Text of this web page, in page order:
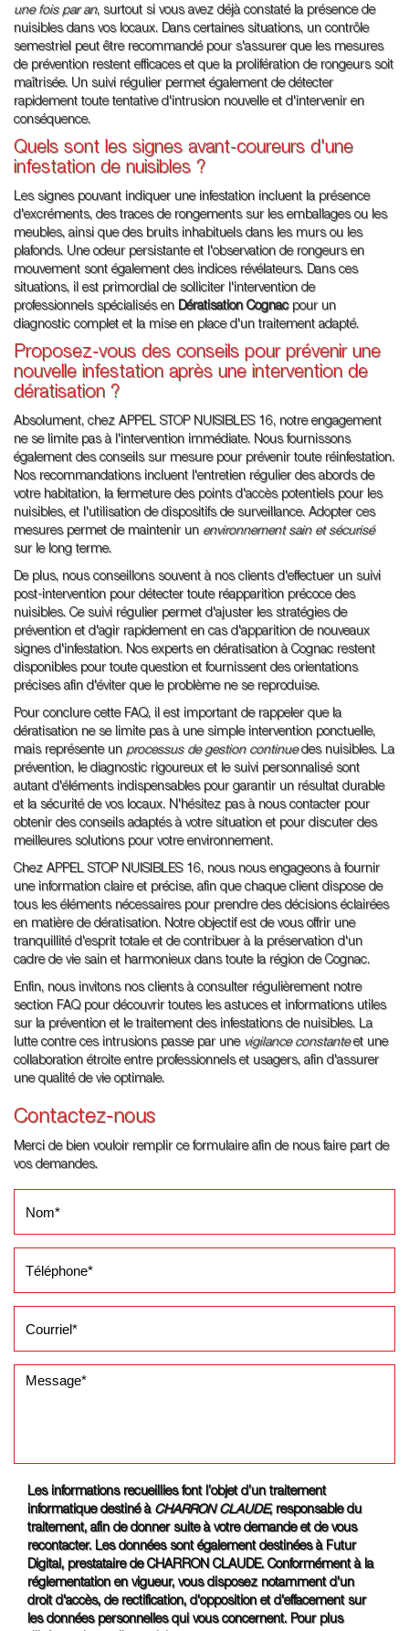
une fois par an, surtout si vous avez déjà constaté la présence de
nuisibles dans vos locaux. Dans certaines situations, un contrôle
semestriel peut être recommandé pour s'assurer que les mesures
de prévention restent efficaces et que la prolifération de rongeurs soit
maîtrisée. Un suivi régulier permet également de détecter
rapidement toute tentative d'intrusion nouvelle et d'intervenir en
conséquence.
Quels sont les signes avant-coureurs d'une
infestation de nuisibles ?
Les signes pouvant indiquer une infestation incluent la présence
d'excréments, des traces de rongements sur les emballages ou les
meubles, ainsi que des bruits inhabituels dans les murs ou les
plafonds. Une odeur persistante et l'observation de rongeurs en
mouvement sont également des indices révélateurs. Dans ces
situations, il est primordial de solliciter l'intervention de
professionnels spécialisés en Dératisation Cognacpour un
diagnostic complet et la mise en place d'un traitement adapté.
Proposez-vous des conseils pour prévenir une
nouvelle infestation après une intervention de
dératisation ?
Absolument, chez APPEL STOP NUISIBLES 16, notre engagement
ne se limite pas à l'intervention immédiate. Nous fournissons
également des conseils sur mesure pour prévenir toute réinfestation.
Nos recommandations incluent l'entretien régulier des abords de
votre habitation, la fermeture des points d'accès potentiels pour les
nuisibles, et l'utilisation de dispositifs de surveillance. Adopter ces
mesures permet de maintenir un environnement sain et sécurisé
sur le long terme.
De plus, nous conseillons souvent à nos clients d'effectuer un suivi
post-intervention pour détecter toute réapparition précoce des
nuisibles. Ce suivi régulier permet d'ajuster les stratégies de
prévention et d'agir rapidement en cas d'apparition de nouveaux
signes d'infestation. Nos experts en dératisation à Cognac restent
disponibles pour toute question et fournissent des orientations
précises afin d'éviter que le problème ne se reproduise.
Pour conclure cette FAQ, il est important de rappeler que la
dératisation ne se limite pas à une simple intervention ponctuelle,
mais représente un processus de gestion continuedes nuisibles. La
prévention, le diagnostic rigoureux et le suivi personnalisé sont
autant d'éléments indispensables pour garantir un résultat durable
et la sécurité de vos locaux. N'hésitez pas à nous contacter pour
obtenir des conseils adaptés à votre situation et pour discuter des
meilleures solutions pour votre environnement.
Chez APPEL STOP NUISIBLES 16, nous nous engageons à fournir
une information claire et précise, afin que chaque client dispose de
tous les éléments nécessaires pour prendre des décisions éclairées
en matière de dératisation. Notre objectif est de vous offrir une
tranquillité d'esprit totale et de contribuer à la préservation d'un
cadre de vie sain et harmonieux dans toute la région de Cognac.
Enfin, nous invitons nos clients à consulter régulièrement notre
section FAQ pour découvrir toutes les astuces et informations utiles
sur la prévention et le traitement des infestations de nuisibles. La
lutte contre ces intrusions passe par une vigilance constanteet une
collaboration étroite entre professionnels et usagers, afin d'assurer
une qualité de vie optimale.
Contactez-nous
Merci de bien vouloir remplir ce formulaire afin de nous faire part de
vos demandes.
Les informations recueillies font l’objet d’un traitement
informatique destiné à
CHARRON CLAUDE, responsable du
traitement, afin de donner suite à votre demande et de vous
recontacter. Les données sont également destinées à Futur
Digital, prestataire de CHARRON CLAUDE. Conformément à la
réglementation en vigueur, vous disposez notamment d'un
droit d'accès, de rectification, d'opposition et d'effacement sur
les données personnelles qui vous concernent. Pour plus